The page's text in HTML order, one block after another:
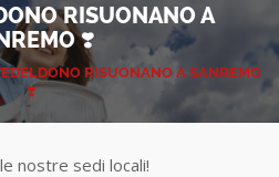
RISUONANO A
❣️
RISUONANO A SANREMO
❣️
nostre sedi locali!